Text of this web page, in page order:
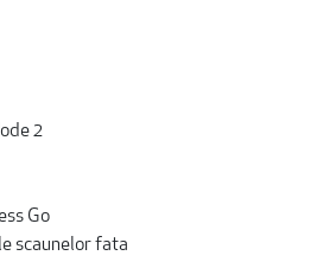
2
Go
scaunelor fata